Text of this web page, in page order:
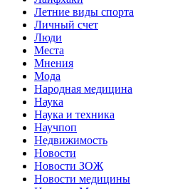
Летние виды спорта
Личный счет
Люди
Места
Мнения
Мода
Народная медицина
Наука
Наука и техника
Научпоп
Недвижимость
Новости
Новости ЗОЖ
Новости медицины